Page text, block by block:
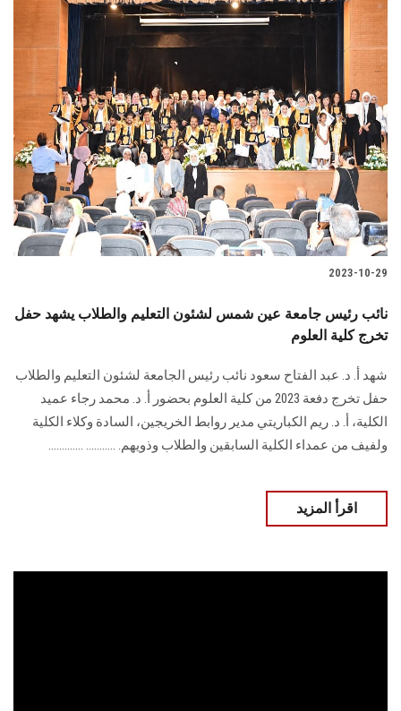
2023-10-29
نائب رئيس جامعة عين شمس لشئون التعليم والطلاب يشهد حفل
تخرج كلية العلوم
شهد أ. د. عبد الفتاح سعود نائب رئيس الجامعة لشئون التعليم والطلاب
حفل تخرج دفعة 2023 من كلية العلوم بحضور أ. د. محمد رجاء عميد
الكلية، أ. د. ريم الكباريتي مدير روابط الخريجين، السادة وكلاء الكلية
ولفيف من عمداء الكلية السابقين والطلاب وذويهم. ........... .............
اقرأ المزيد